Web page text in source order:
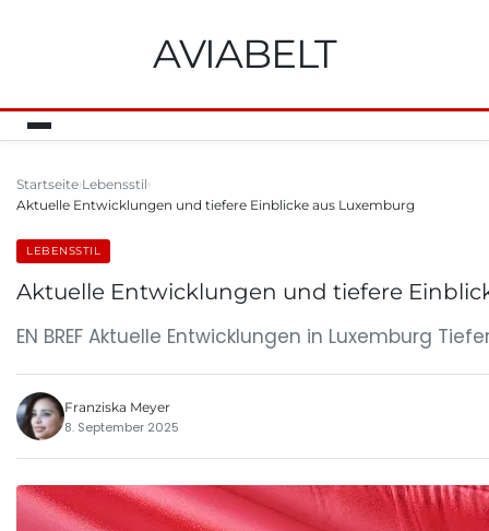
AVIABELT
Startseite Lebensstil
Aktuelle Entwicklungen und tiefere Einblicke aus Luxemburg
LEBENSSTIL
Aktuelle Entwicklungen und tiefere
EN BREF Aktuelle Entwicklungen in Luxemburg
Franziska Meyer
8. September 2025